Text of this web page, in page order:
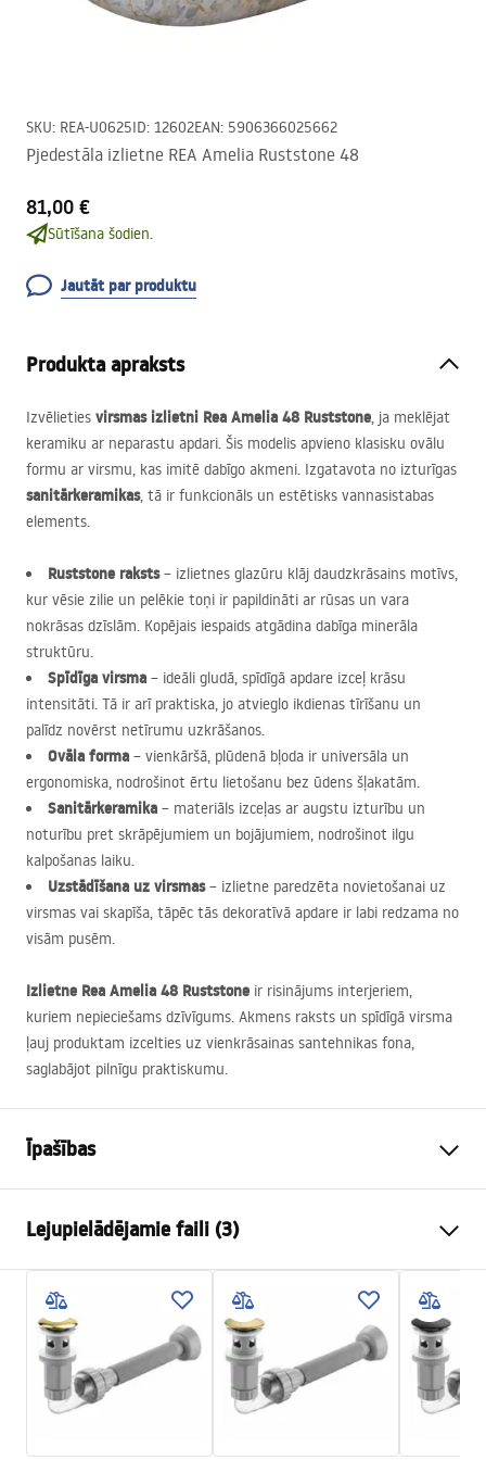
SKU: REA-U0625ID: 12602EAN: 5906366025662
Pjedestāla izlietne REA Amelia Ruststone 48
81,00 €
Sūtīšana šodien.
Jautāt par produktu
Produkta apraksts
Izvēlieties virsmas izlietni Rea Amelia 48 Ruststone, ja meklējat
keramiku ar neparastu apdari. Šis modelis apvieno klasisku ovālu
formu ar virsmu, kas imitē dabīgo akmeni. Izgatavota no izturīgas
sanitārkeramikas, tā ir funkcionāls un estētisks vannasistabas
elements.
Ruststone raksts– izlietnes glazūru klāj daudzkrāsains motīvs,
kur vēsie zilie un pelēkie toņi ir papildināti ar rūsas un vara
nokrāsas dzīslām. Kopējais iespaids atgādina dabīga minerāla
struktūru.
Spīdīga virsma – ideāli gludā, spīdīgā apdare izceļ krāsu
intensitāti. Tā ir arī praktiska, jo atvieglo ikdienas tīrīšanu un
palīdz novērst netīrumu uzkrāšanos.
Ovāla forma – vienkāršā, plūdenā bļoda ir universāla un
ergonomiska, nodrošinot ērtu lietošanu bez ūdens šļakatām.
Sanitārkeramika – materiāls izceļas ar augstu izturību un
noturību pret skrāpējumiem un bojājumiem, nodrošinot ilgu
kalpošanas laiku.
Uzstādīšana uz virsmas– izlietne paredzēta novietošanai uz
virsmas vai skapīša, tāpēc tās dekoratīvā apdare ir labi redzama no
visām pusēm.
Izlietne Rea Amelia 48 Ruststone ir risinājums interjeriem,
kuriem nepieciešams dzīvīgums. Akmens raksts un spīdīgā virsma
ļauj produktam izcelties uz vienkrāsainas santehnikas fona,
saglabājot pilnīgu praktiskumu.
Īpašības
Materiāls
Krāsa
Akmens imitācija
Apdare
Spīdīgs
Garums
480
Platums
345mm
Augstums
135
Lejupielādējamie faili (3)
Uzstādīšanas instrukcijas
Warunki bezpieczeństwa